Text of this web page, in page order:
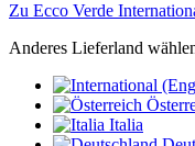
Zu Ecco Verde
Anderes Lieferland
Italia